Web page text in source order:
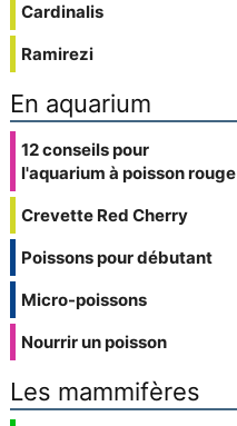
Cardinalis
Ramirezi
En aquarium
12 conseils pour
l'aquarium à poisson rouge
Crevette Red Cherry
Poissons pour débutant
Micro-poissons
Nourrir un poisson
Les mammifères